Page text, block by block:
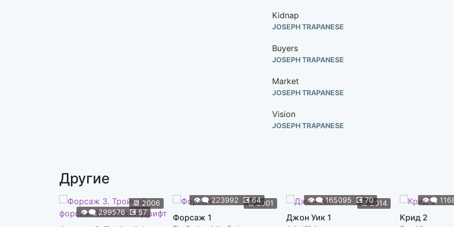
Kidnap
JOSEPH TRAPANESE
Buyers
JOSEPH TRAPANESE
Market
JOSEPH TRAPANESE
Vision
JOSEPH TRAPANESE
Flashback
JOSEPH TRAPANESE
Другие
📆2006
👁️‍🗨️299576 💽57
📆2001
👁️‍🗨️223992 💽64
Форсаж 1
📆2014
👁️‍🗨️165095 💽70
Джон Уик 1
👁️‍🗨️
Крид 2